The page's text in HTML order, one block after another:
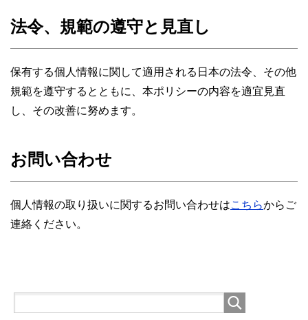
法令、規範の遵守と見直し
保有する個人情報に関して適用される日本の法令、その他
規範を遵守するとともに、本ポリシーの内容を適宜見直
し、その改善に努めます。
お問い合わせ
個人情報の取り扱いに関するお問い合わせはこちらからご
連絡ください。